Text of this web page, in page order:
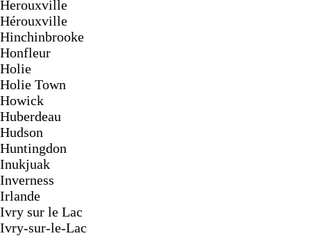
Herouxville
Hérouxville
Hinchinbrooke
Honfleur
Holie
Holie Town
Howick
Huberdeau
Hudson
Huntingdon
Inukjuak
Inverness
Irlande
Ivry sur le Lac
Ivry-sur-le-Lac